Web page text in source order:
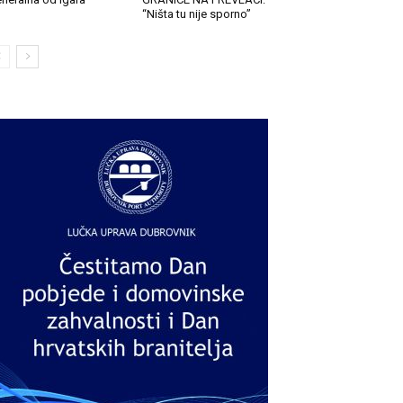
“Ništa tu nije sporno”